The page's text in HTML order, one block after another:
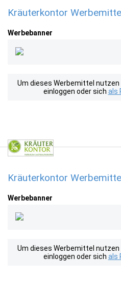
Kräuterkontor
Werbebanner
Um dieses Werbemittel
einloggen oder sich als
Kräuterkontor
Werbebanner
Um dieses Werbemittel
einloggen oder sich als